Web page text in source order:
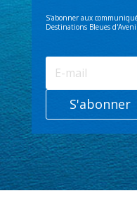
S'abonner aux
Destinations Bleues
S'abonner